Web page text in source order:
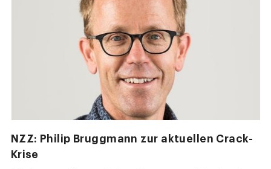
NZZ: Philip Bruggmann zur aktuellen Crack-
Krise